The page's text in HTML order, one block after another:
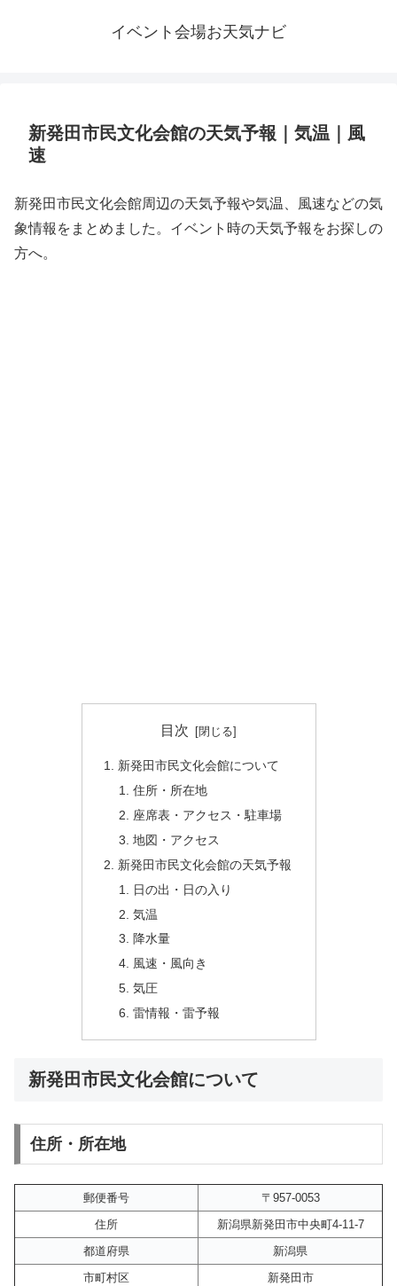
イベント会場お天気ナビ
新発田市民文化会館の天気予報｜気温｜風
速
新発田市民文化会館周辺の天気予報や気温、風速などの気
象情報をまとめました。イベント時の天気予報をお探しの
方へ。
目次
新発田市民文化会館について
住所・所在地
座席表・アクセス・駐車場
地図・アクセス
新発田市民文化会館の天気予報
日の出・日の入り
気温
降水量
風速・風向き
気圧
雷情報・雷予報
新発田市民文化会館について
住所・所在地
郵便番号
〒957-0053
住所
新潟県新発田市中央町4-11-7
都道府県
新潟県
市町村区
新発田市